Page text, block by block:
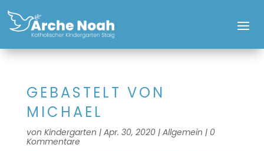
GEBASTELT VON
MICHAEL
von Kindergarten | Apr. 30, 2020| Allgemein | 0
Kommentare